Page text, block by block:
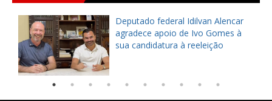
Deputado federal Idilvan Alencar
agradece apoio de Ivo Gomes à
sua candidatura à reeleição